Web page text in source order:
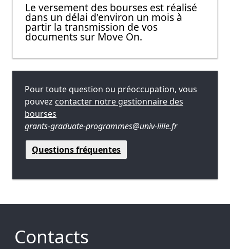
Le versement des bourses est réalisé
dans un délai d'environ un mois à
partir la transmission de vos
documents sur Move On.
Pour toute question ou préoccupation, vous
pouvez contacter notre gestionnaire des
bourses
grants-graduate-programmes@univ-lille.fr
Questions fréquentes
Contacts